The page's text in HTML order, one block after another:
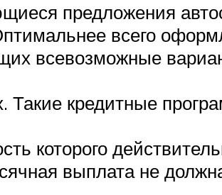
предложения
всего
всевозможные
Такие кредитные
которого
выплата не